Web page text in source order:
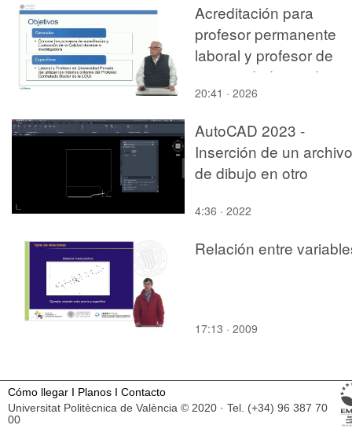
Acreditación para
profesor permanente
laboral y profesor de
universidad privada
20:41 · 2026
AutoCAD 2023 -
Inserción de un archivo
de dibujo en otro
4:36 · 2022
Relación entre
17:13 · 2009
Cómo llegar I Planos I Contacto
Universitat Politècnica de València © 2020 · Tel. (+34) 96 387 70
00